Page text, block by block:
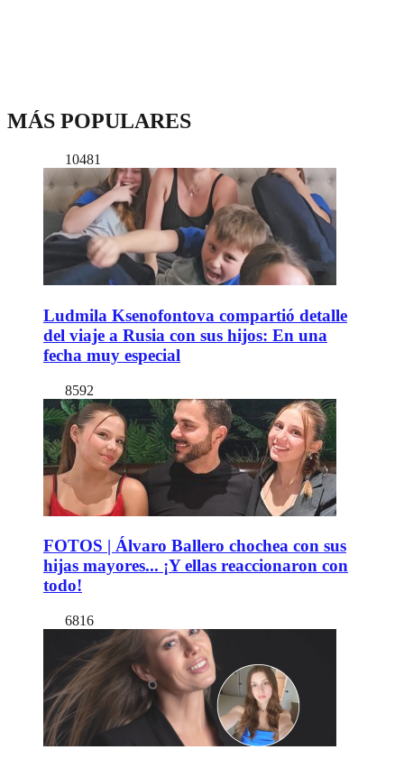
MÁS POPULARES
10481
Ludmila Ksenofontova compartió detalle
del viaje a Rusia con sus hijos: En una
fecha muy especial
8592
FOTOS | Álvaro Ballero chochea con sus
hijas mayores... ¡Y ellas reaccionaron con
todo!
6816